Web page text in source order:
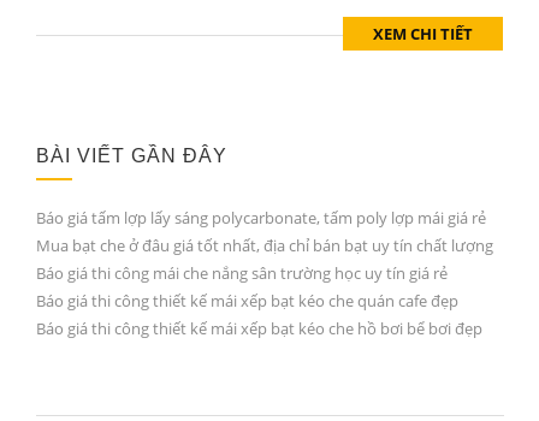
XEM CHI TIẾT
BÀI VIẾT GẦN ĐÂY
Báo giá tấm lợp lấy sáng polycarbonate, tấm poly lợp mái giá rẻ
Mua bạt che ở đâu giá tốt nhất, địa chỉ bán bạt uy tín chất lượng
Báo giá thi công mái che nắng sân trường học uy tín giá rẻ
Báo giá thi công thiết kế mái xếp bạt kéo che quán cafe đẹp
Báo giá thi công thiết kế mái xếp bạt kéo che hồ bơi bể bơi đẹp